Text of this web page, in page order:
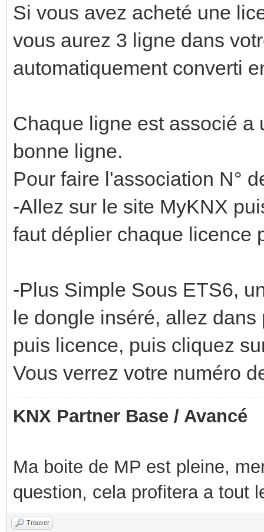
Si vous avez acheté une
vous aurez 3 ligne dans
automatiquement converti
Chaque ligne est associé a
bonne ligne.
Pour faire l'association N°
-Allez sur le site MyKNX
faut déplier chaque licence
-Plus Simple Sous ETS6,
le dongle inséré, allez
puis licence, puis cliquez
Vous verrez votre numéro
KNX Partner Base / Avancé
Ma boite de MP est pleine,
question, cela profitera a tout
Trouver